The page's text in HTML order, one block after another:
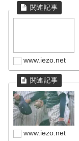
www.iezo.net
www.iezo.net